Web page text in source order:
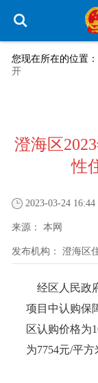
您现在所在的位置：
开
澄海区
性
2023-03-24 16:44
来源： 本网
发布机构： 澄海区
经区人民政
项目中认购保
区认购价格为
为7754元/平方